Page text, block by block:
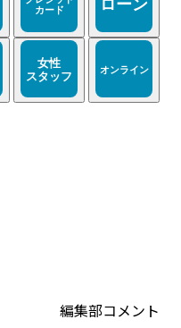
編集部コメント